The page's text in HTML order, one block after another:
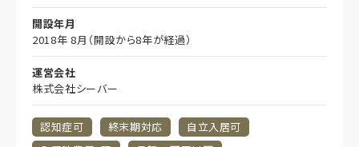
開設年月
2018年 8月（開設から8年が経過）
運営会社
株式会社シーバー
認知症可 終末期対応
自立入居可